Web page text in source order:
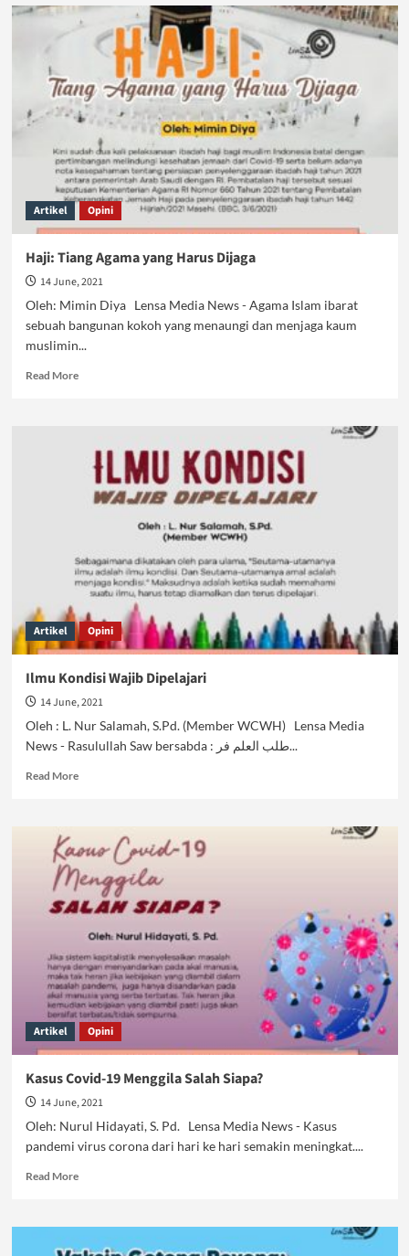
Sistem
Ekonomi
Islam
Permasalahan
Ekonomi
Kapitalis
Artikel Opini
Haji: Tiang Agama yang Harus Dijaga
14 June, 2021
Oleh: Mimin Diya Lensa Media News - Agama Islam ibarat
sebuah bangunan kokoh yang menaungi dan menjaga kaum
muslimin...
Read MoreRead
Agama
Harus
Artikel Opini
Ilmu Kondisi Wajib Dipelajari
14 June, 2021
Oleh : L. Nur Salamah, S.Pd. (Member WCWH) Lensa Media
News - Rasulullah Saw bersabda : طلب العلم فر...
Read MoreRead
Ilmu
Wajib
Dipelajari
Artikel Opini
Kasus Covid-19 Menggila Salah Siapa?
14 June, 2021
Oleh: Nurul Hidayati, S. Pd. Lensa Media News - Kasus
pandemi virus corona dari hari ke hari semakin meningkat....
Read MoreRead
Kasus
Covid-